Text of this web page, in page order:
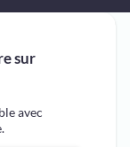
sur
avec